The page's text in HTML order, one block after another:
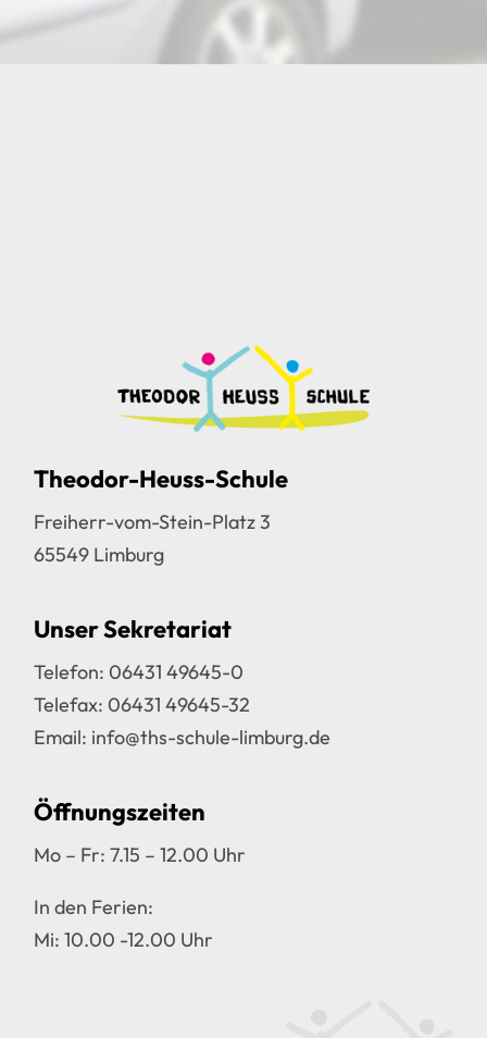
Theodor-Heuss-Schule
Freiherr-vom-Stein-Platz 3
65549 Limburg
Unser Sekretariat
Telefon: 06431 49645-0
Telefax: 06431 49645-32
Email: info@ths-schule-limburg.de
Öffnungszeiten
Mo – Fr: 7.15 – 12.00 Uhr
In den Ferien:
Mi: 10.00 -12.00 Uhr